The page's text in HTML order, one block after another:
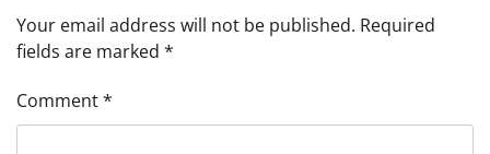
Your email address will not be published. Required
fields are marked *
Comment*